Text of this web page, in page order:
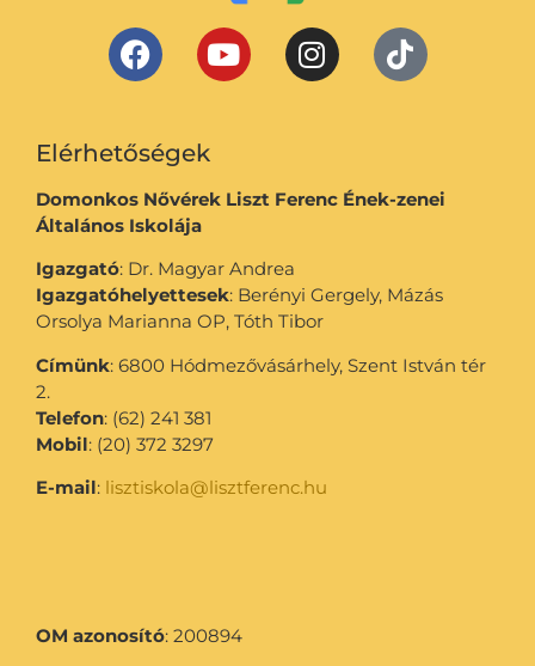
Elérhetőségek
Domonkos Nővérek Liszt Ferenc Ének-zenei
Általános Iskolája
Igazgató: Dr. Magyar Andrea
Igazgatóhelyettesek: Berényi Gergely, Mázás
Orsolya Marianna OP, Tóth Tibor
Címünk: 6800 Hódmezővásárhely, Szent István tér
2.
Telefon: (62) 241 381
Mobil: (20) 372 3297
E-mail: lisztiskola@lisztferenc.hu
OM azonosító: 200894